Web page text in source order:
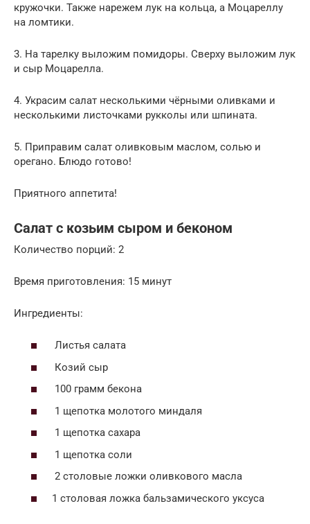
кружочки. Также нарежем лук на кольца, а Моцареллу
на ломтики.
3. На тарелку выложим помидоры. Сверху выложим лук
и сыр Моцарелла.
4. Украсим салат несколькими чёрными оливками и
несколькими листочками рукколы или шпината.
5. Приправим салат оливковым маслом, солью и
орегано. Блюдо готово!
Приятного аппетита!
Салат с козьим сыром и беконом
Количество порций: 2
Время приготовления: 15 минут
Ингредиенты:
Листья салата
Козий сыр
100 грамм бекона
1 щепотка молотого миндаля
1 щепотка сахара
1 щепотка соли
2 столовые ложки оливкового масла
1 столовая ложка бальзамического уксуса